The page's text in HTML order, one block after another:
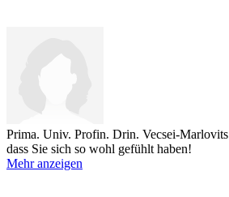
Prima. Univ. Profin. Drin. Vecsei-Marlovits
dass Sie sich so wohl gefühlt haben!
Mehr anzeigen